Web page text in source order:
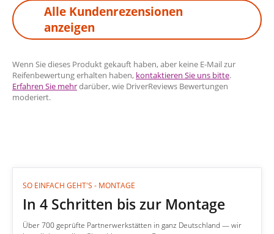
Alle Kundenrezensionen
anzeigen
Wenn Sie dieses Produkt gekauft haben, aber keine E-Mail zur
Reifenbewertung erhalten haben, kontaktieren Sie uns bitte.
Erfahren Sie mehrdarüber, wie DriverReviews Bewertungen
moderiert.
SO EINFACH GEHT'S - MONTAGE
In 4 Schritten bis zur Montage
Über 700 geprüfte Partnerwerkstätten in ganz Deutschland — wir